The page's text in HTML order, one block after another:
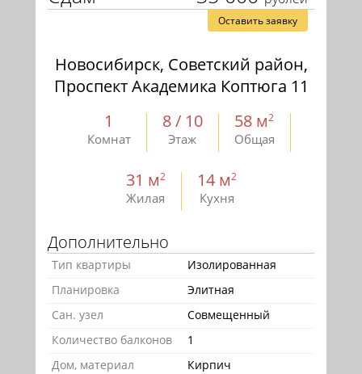
Оставить заявку
Новосибирск, Советский район,
Проспект Академика Коптюга 11
1
Комнат
8 / 10
Этаж
58 м2
Общая
31 м2
Жилая
14 м2
Кухня
Дополнительно
Тип квартиры
Изолированная
Планировка
Элитная
Сан. узел
Совмещенный
Количество балконов
1
Дом, материал
Кирпич